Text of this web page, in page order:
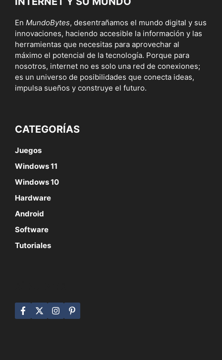
En MundoBytes, desentrañamos el mundo digital y sus
innovaciones, haciendo accesible la información y las
herramientas que necesitas para aprovechar al
máximo el potencial de la tecnología. Porque para
nosotros, internet no es solo una red de conexiones;
es un universo de posibilidades que conecta ideas,
impulsa sueños y construye el futuro.
CATEGORÍAS
Juegos
Windows 11
Windows 10
Hardware
Android
Software
Tutoriales